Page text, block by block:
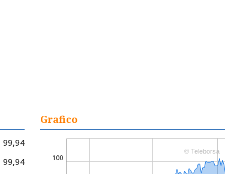
99,94
99,94
Grafico
100
© Teleborsa